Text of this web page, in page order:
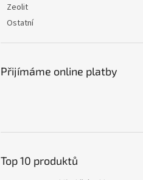
Zeolit
Ostatní
Přijímáme online platby
Top 10 produktů